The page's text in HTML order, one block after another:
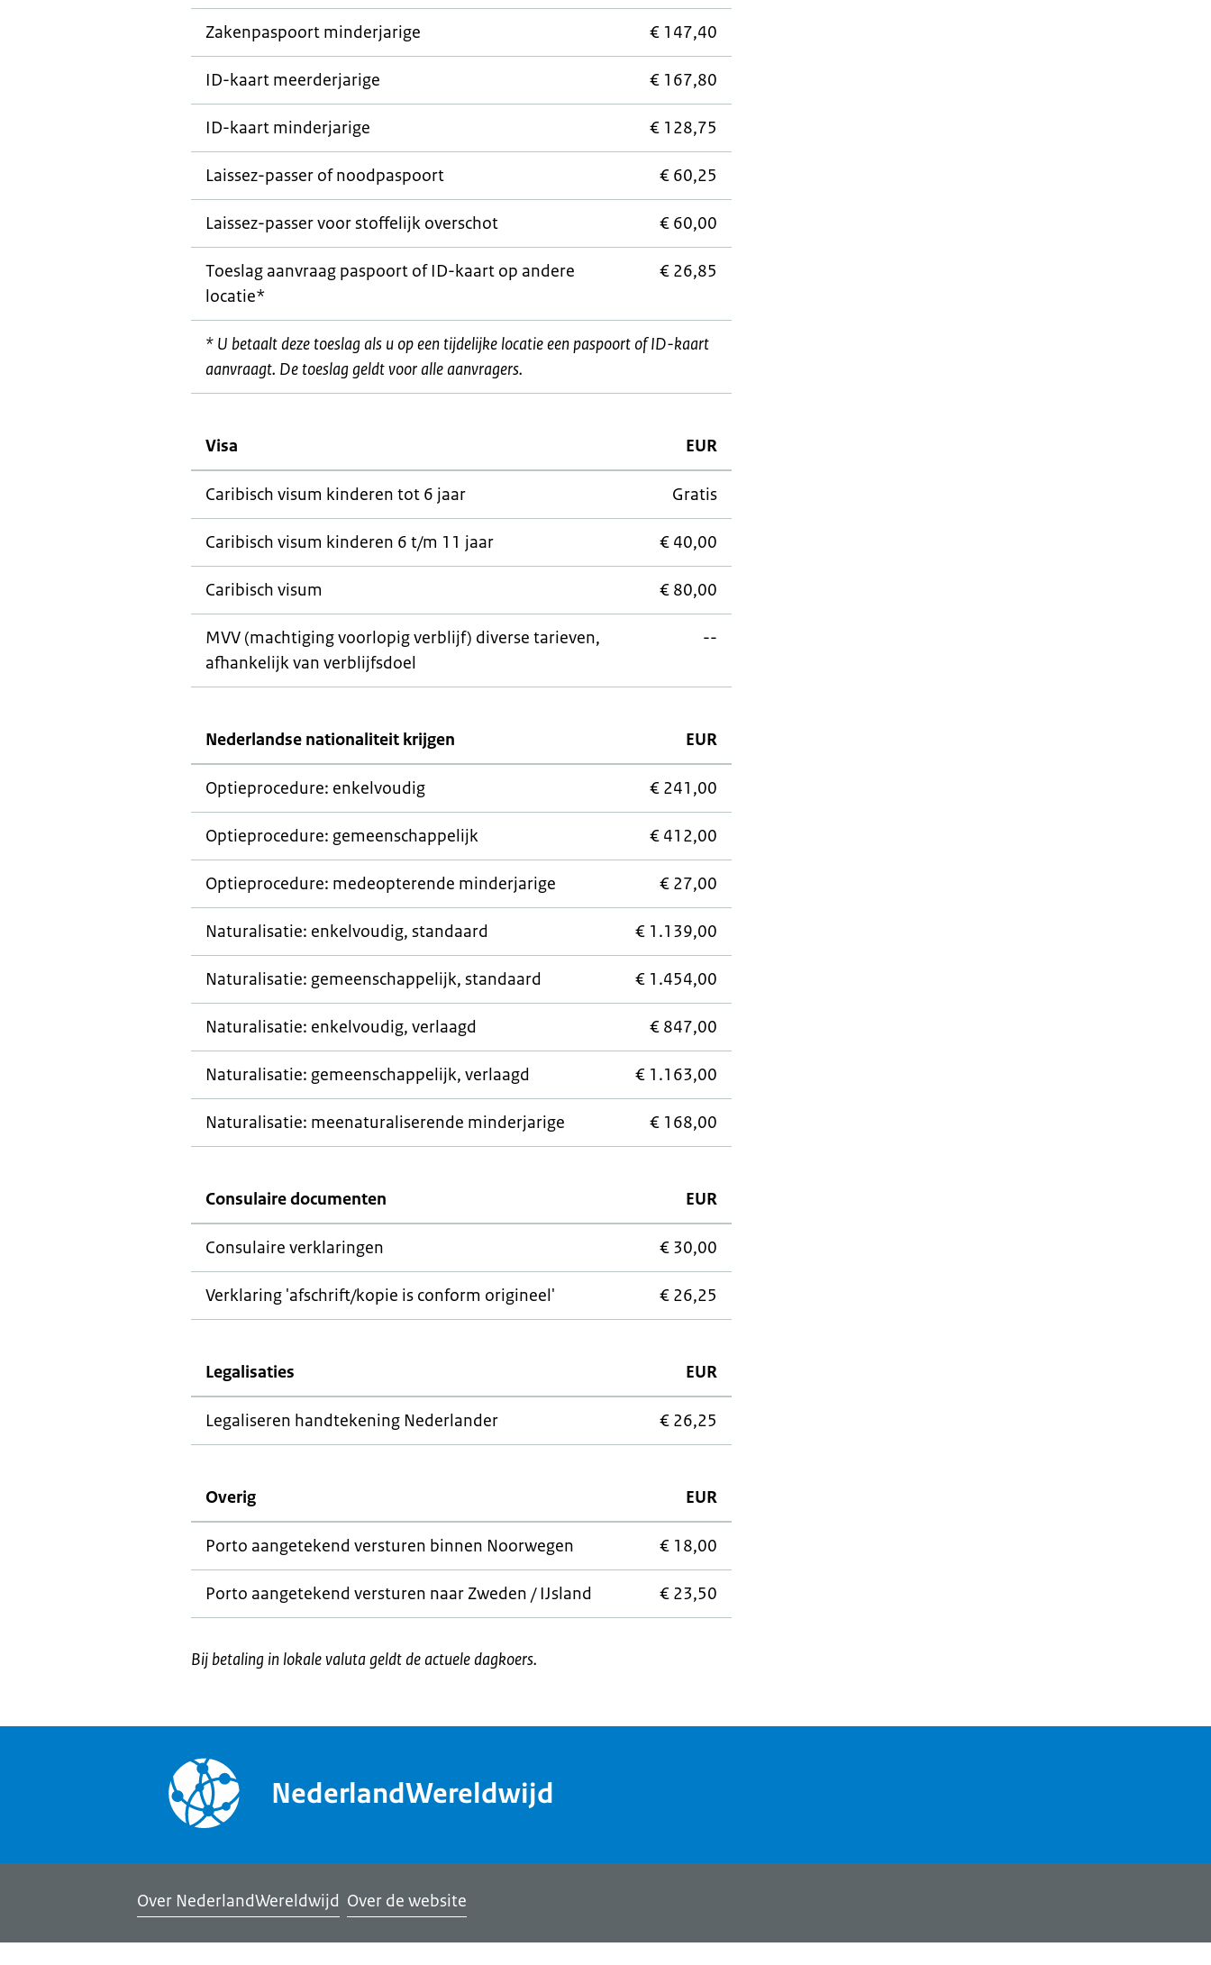
Zakenpaspoort minderjarige € 147,40
ID-kaart meerderjarige € 167,80
ID-kaart minderjarige € 128,75
Laissez-passer of noodpaspoort € 60,25
Laissez-passervoor stoffelijk overschot € 60,00
Toeslag aanvraag paspoort of ID-kaart op andere
locatie*
€ 26,85
* U betaalt deze toeslag als u op een tijdelijke locatie een paspoort of ID-kaart
aanvraagt. De toeslag geldt voor alle aanvragers.
Visa EUR
Caribisch visum kinderen tot 6 jaar Gratis
Caribisch visum kinderen 6 t/m 11 jaar € 40,00
Caribisch visum € 80,00
MVV (machtiging voorlopig verblijf) diverse tarieven,
afhankelijk van verblijfsdoel
--
Nederlandse nationaliteit krijgen EUR
Optieprocedure: enkelvoudig € 241,00
Optieprocedure: gemeenschappelijk € 412,00
Optieprocedure: medeopterende minderjarige € 27,00
Naturalisatie: enkelvoudig, standaard € 1.139,00
Naturalisatie: gemeenschappelijk, standaard € 1.454,00
Naturalisatie: enkelvoudig, verlaagd € 847,00
Naturalisatie: gemeenschappelijk, verlaagd € 1.163,00
Naturalisatie: meenaturaliserende minderjarige € 168,00
Consulaire documenten EUR
Consulaire verklaringen € 30,00
Verklaring 'afschrift/kopie is conform origineel' € 26,25
Legalisaties EUR
Legaliseren handtekening Nederlander € 26,25
Overig EUR
Porto aangetekend versturen binnen Noorwegen € 18,00
Porto aangetekend versturen naar Zweden / IJsland € 23,50
Bij betaling in lokale valuta geldt de actuele dagkoers.
NederlandWereldwijd
Over NederlandWereldwijd Over de website